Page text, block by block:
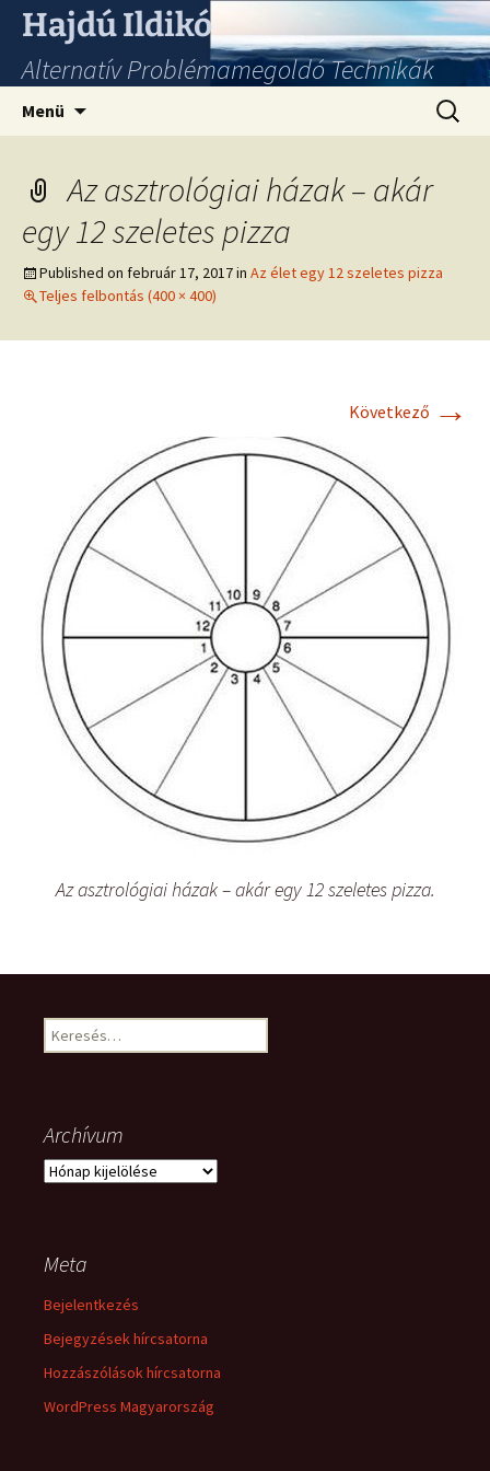
Hajdú Ildikó
Alternatív Problémamegoldó Technikák
Menü
Az asztrológiai házak – akár
egy 12 szeletes pizza
Published on február 17, 2017in Az élet egy 12 szeletes pizza
Teljes felbontás (400 × 400)
Következő →
Az asztrológiai házak – akár egy 12 szeletes pizza.
Keresés:
Archívum
Archívum
Meta
Bejelentkezés
Bejegyzések hírcsatorna
Hozzászólások hírcsatorna
WordPress Magyarország